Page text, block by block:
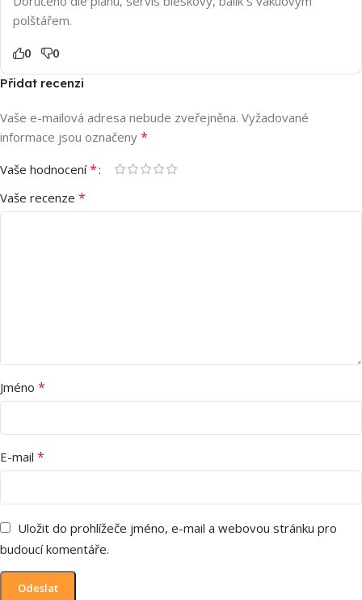
polštářem.
0 0
Přidat recenzi
Vaše e-mailová adresa nebude zveřejněna. Vyžadované
informace jsou označeny *
Vaše hodnocení*
Vaše recenze *
Jméno *
E-mail *
Uložit do prohlížeče jméno, e-mail a webovou stránku pro
budoucí komentáře.